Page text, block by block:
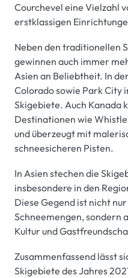
Courchevel eine Vielzahl
erstklassigen
Neben den traditionellen
gewinnen auch immer
Asien an Beliebtheit. In
Colorado sowie Park City
Skigebiete. Auch Kanada
Destinationen wie
und überzeugt mit
schneesicheren Pisten.
In Asien stechen die
insbesondere in den
Diese Gegend ist nicht
Schneemengen, sondern
Kultur und
Zusammenfassend lässt
Skigebiete des Jahres